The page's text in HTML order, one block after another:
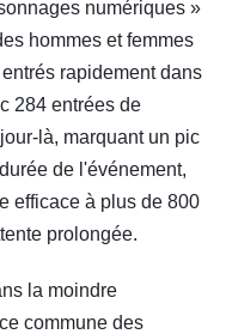
numériques »
hommes et femmes
rapidement dans
284 entrées de
là, marquant un pic
de l'événement,
efficace à plus de 800
prolongée.
la moindre
commune des